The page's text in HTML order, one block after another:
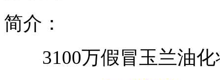
北京警方重拳捣毁小区淫窝
简介：
3100万假冒玉兰油化